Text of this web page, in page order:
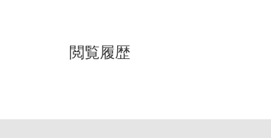
閲覧履歴